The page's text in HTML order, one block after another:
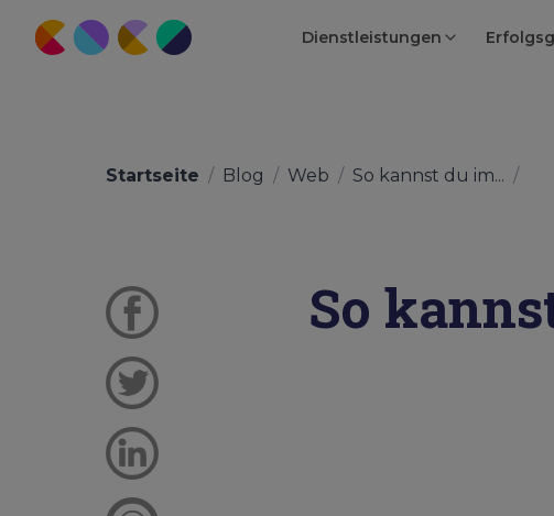
Dienstleistungen
Startseite / Blog / Web / So kannst du im... /
So